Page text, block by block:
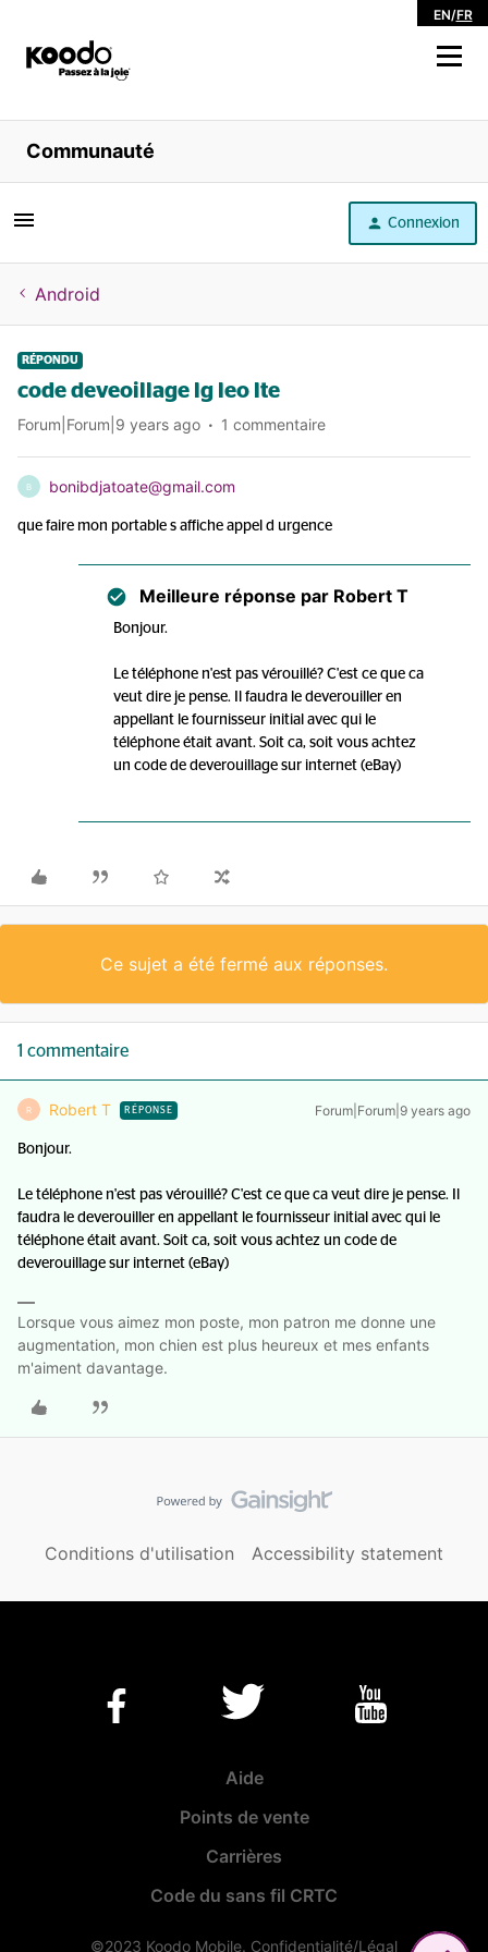
EN/FR
Magasiner
Libre service
Aide
Communauté
Connexion
Android
RÉPONDU
code deveoillage lg leo lte
Forum|Forum|9 years ago 1 commentaire
B bonibdjatoate@gmail.com
que faire mon portable s affiche appel d urgence
Meilleure réponse par Robert T
Bonjour.
Le téléphone n'est pas vérouillé? C'est ce que ca
veut dire je pense. Il faudra le deverouiller en
appellant le fournisseur initial avec qui le
téléphone était avant. Soit ca, soit vous achtez
un code de deverouillage sur internet (eBay)
Ce sujet a été fermé aux réponses.
1 commentaire
R Robert T RÉPONSE Forum|Forum|9 years ago
Bonjour.
Le téléphone n'est pas vérouillé? C'est ce que ca veut dire je pense. Il
faudra le deverouiller en appellant le fournisseur initial avec qui le
téléphone était avant. Soit ca, soit vous achtez un code de
deverouillage sur internet (eBay)
Lorsque vous aimez mon poste, mon patron me donne une
augmentation, mon chien est plus heureux et mes enfants
m'aiment davantage.
Conditions d'utilisation Accessibility statement
Aide
Points de vente
Carrières
Code du sans fil CRTC
©2023 Koodo Mobile. Confidentialité/Légal